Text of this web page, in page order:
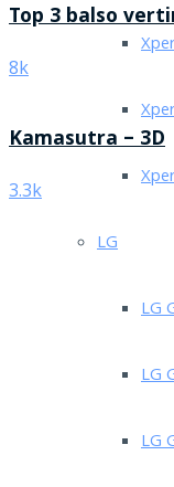
LG
LG
LG
LG
Top 3 balso
8k
Kamasutra – 3D
3.3k